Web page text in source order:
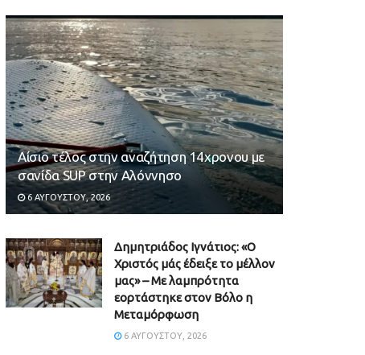
Αίσιο τέλος στην αναζήτηση 14χρονου με
σανίδα SUP στην Αλόννησο
6 ΑΥΓΟΎΣΤΟΥ, 2026
Δημητριάδος Ιγνάτιος: «Ο
Χριστός μάς έδειξε το μέλλον
μας» – Με λαμπρότητα
εορτάστηκε στον Βόλο η
Μεταμόρφωση
6 ΑΥΓΟΎΣΤΟΥ, 2026